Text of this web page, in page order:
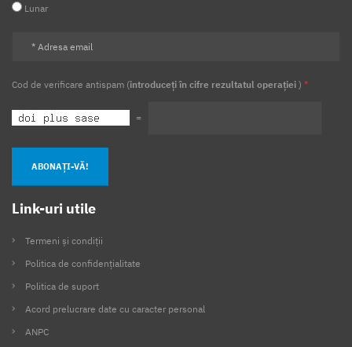
Lunar
Cod de verificare antispam (introduceți în cifre rezultatul operației ) *
=
ABONAȚI-VĂ!
Link-uri utile
Termeni și condiții
Politica de confidențialitate
Politica de suport
Acord prelucrare date cu caracter personal
ANPC